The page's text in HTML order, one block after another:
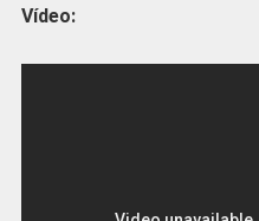
Vídeo: